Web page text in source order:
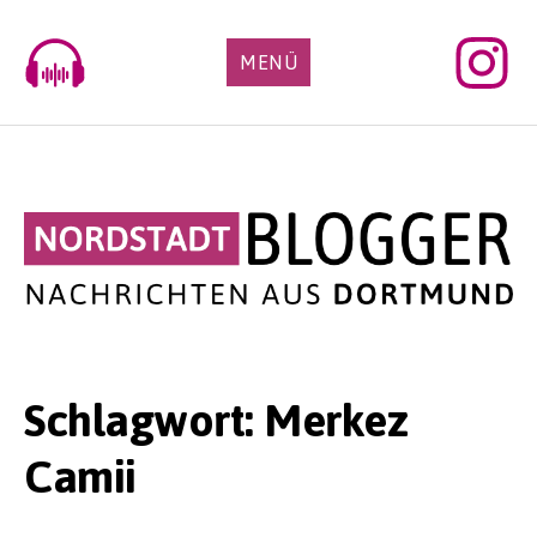
content
MENÜ
Schlagwort: Merkez
Camii